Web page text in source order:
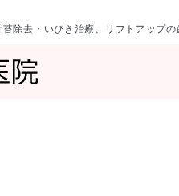
除去・いびき治療、リフトアップ